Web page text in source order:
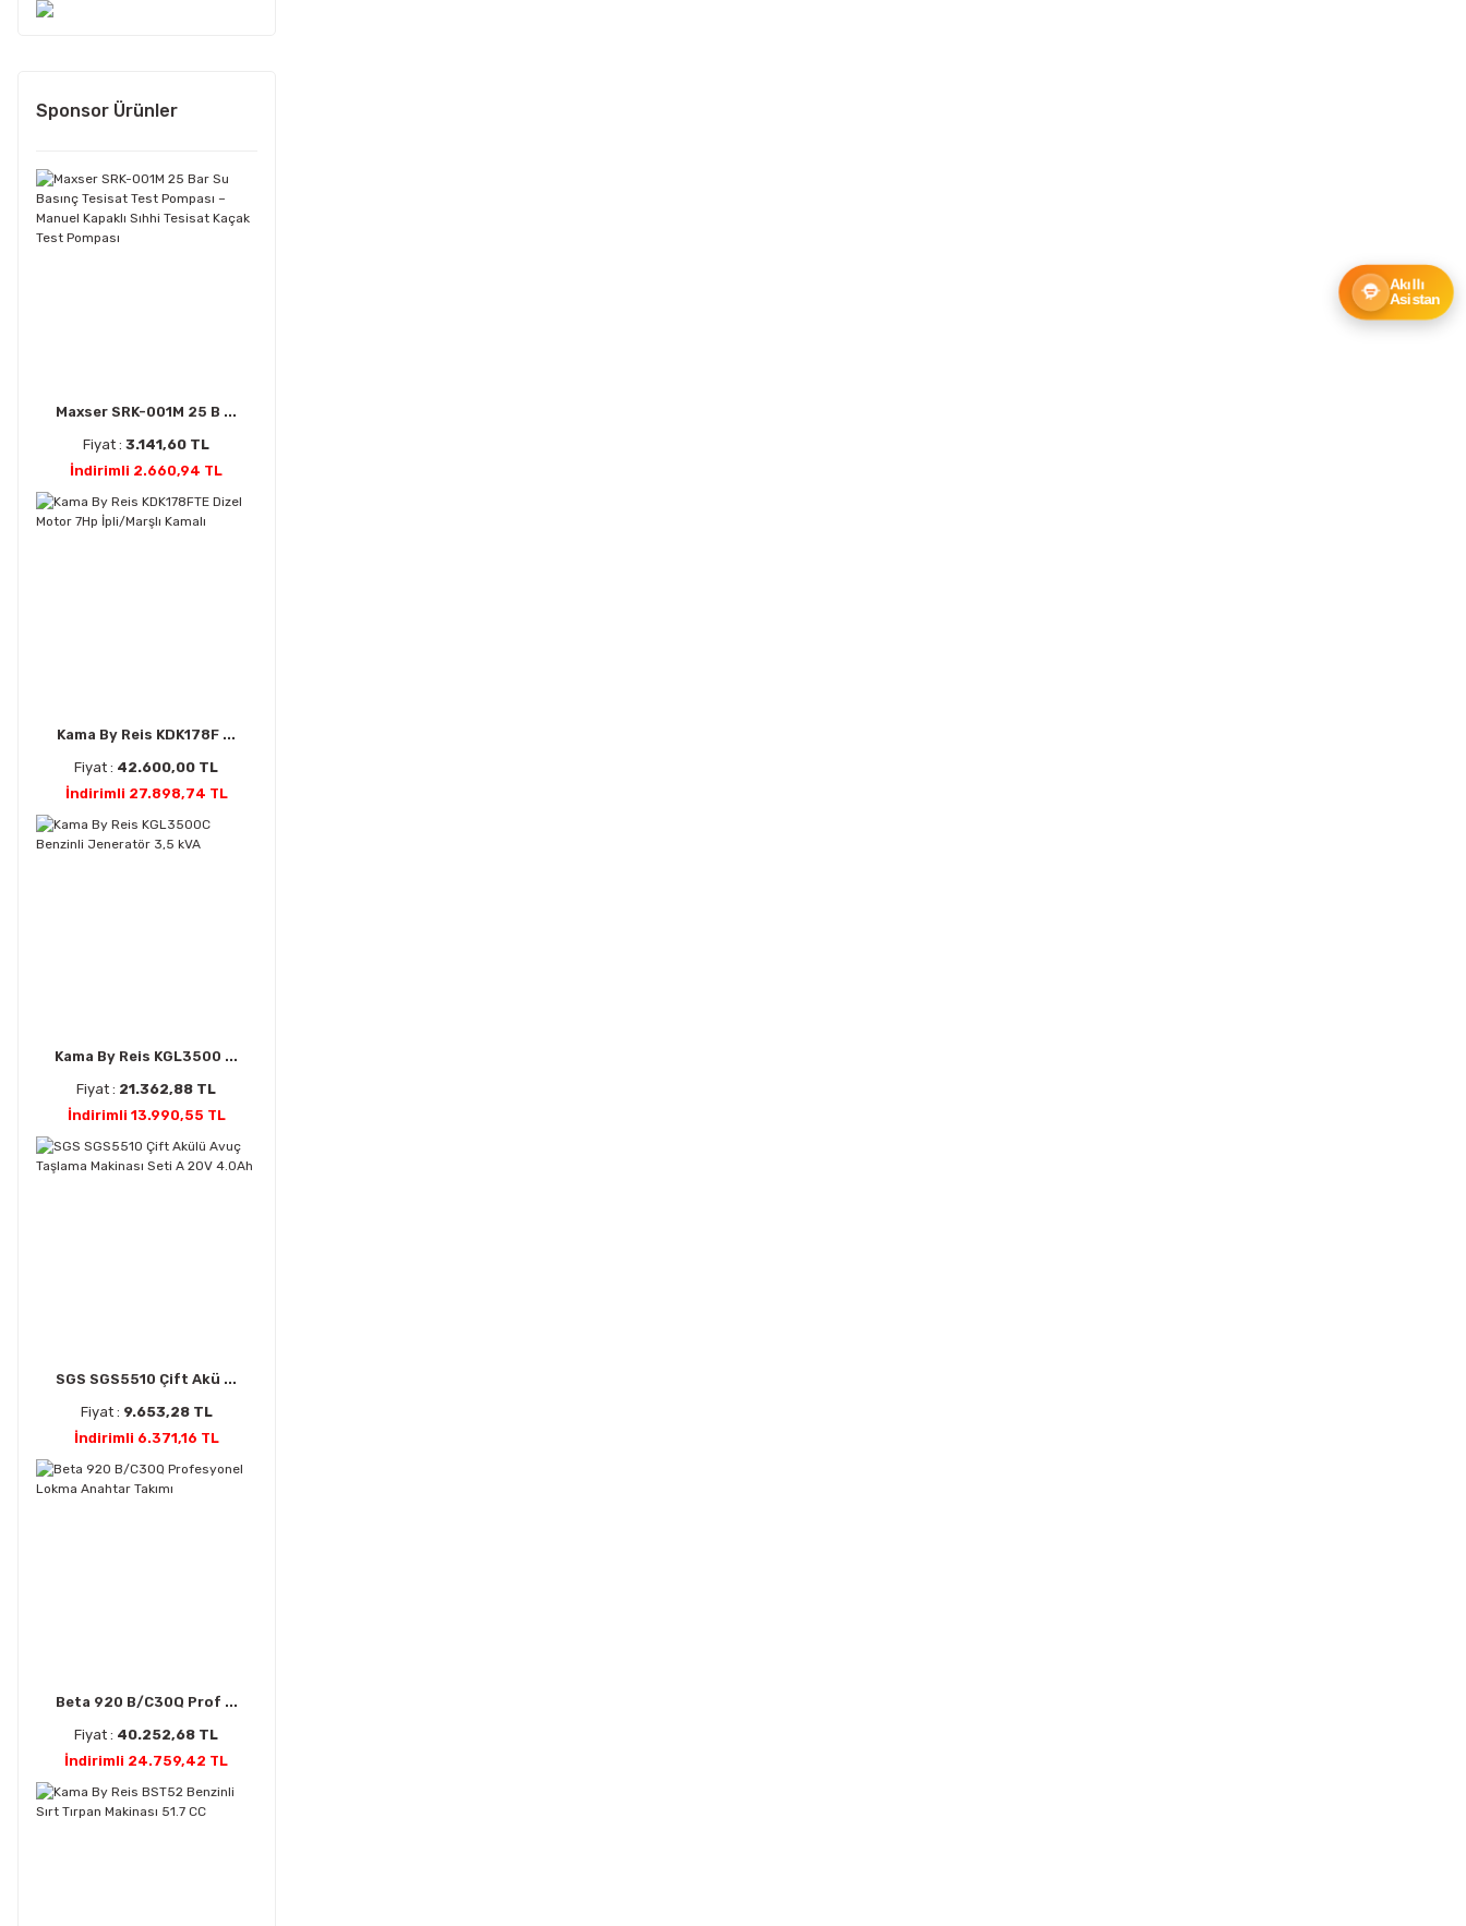
Sponsor Ürünler
Maxser SRK-001M 25 B ...
Fiyat :3.141,60 TL
İndirimli 2.660,94 TL
Kama By Reis KDK178F ...
Fiyat : 42.600,00 TL
İndirimli 27.898,74 TL
Kama By Reis KGL3500 ...
Fiyat : 21.362,88 TL
İndirimli 13.990,55 TL
SGS SGS5510 Çift Akü ...
Fiyat : 9.653,28 TL
İndirimli 6.371,16 TL
Beta 920 B/C30Q Prof ...
Fiyat : 40.252,68 TL
İndirimli 24.759,42 TL
Akıllı
Asistan